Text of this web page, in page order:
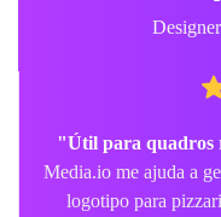
"Útil para quadros
Media.io me ajuda a
logotipo para